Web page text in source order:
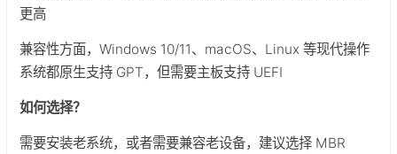
更高
兼容性方面，Windows 10/11、macOS、Linux 等现代操作
系统都原生支持 GPT，但需要主板支持 UEFI
如何选择？
需要安装老系统，或者需要兼容老设备，建议选择 MBR